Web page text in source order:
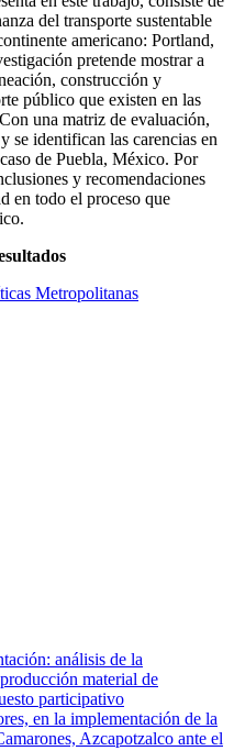
del transporte sustentable
americano: Portland,
pretende mostrar a
construcción y
público que existen en las
una matriz de evaluación,
se identifican las carencias en
de Puebla, México. Por
y recomendaciones
en todo el proceso que
Metropolitanas
análisis de la
material de
participativo
en la implementación de la
Azcapotzalco ante el